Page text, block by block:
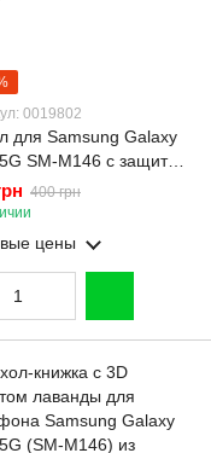
0019802
для Samsung Galaxy
SM-M146 с защитой
с золотой
на самсунг м14
gs1
400 грн
цены